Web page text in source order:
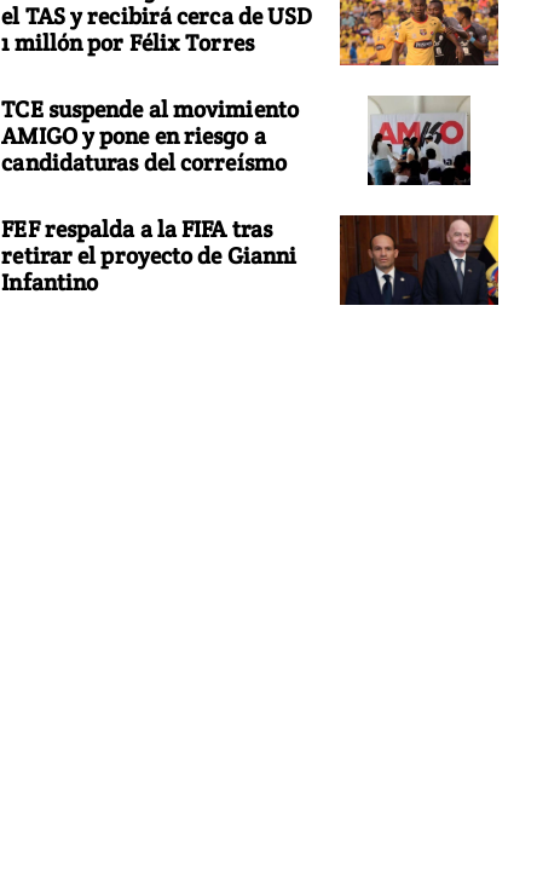
el TAS y recibirá cerca de USD
1 millón por Félix Torres
TCE suspende al movimiento
AMIGO y pone en riesgo a
candidaturas del correísmo
FEF respalda a la FIFA tras
retirar el proyecto de Gianni
Infantino